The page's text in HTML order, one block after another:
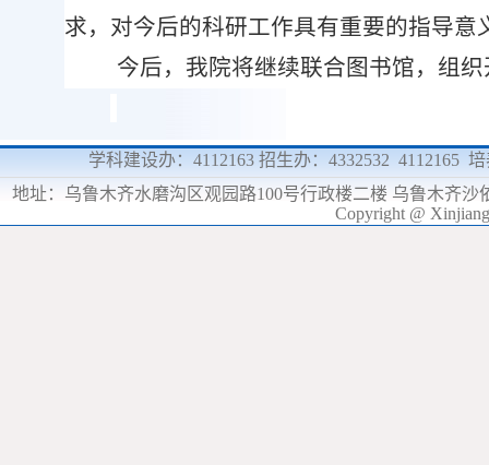
求，对今后的科研工作具有重要的指导意
今后，我院将继续联合图书馆，组
学科建设办：4112163 招生办：4332532 4112165
地址： 乌鲁木齐水磨沟区观园路100号行政楼二楼 乌鲁木齐沙
Copyright @